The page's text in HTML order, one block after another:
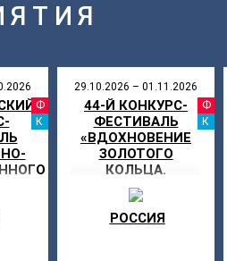
КАНИКУЛЫ
29.10.2026 – 01.11.2026
44-Й КОНКУРС-
ФЕСТИВАЛЬ
«ВДОХНОВЕНИЕ
ЗОЛОТОГО
КОЛЬЦА.
ЯРОСЛАВЛЬ»
РОССИЯ